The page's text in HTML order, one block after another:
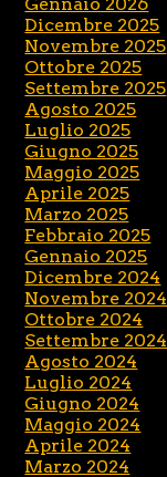
Dicembre 2025
Novembre 2025
Ottobre 2025
Settembre 2025
Agosto 2025
Luglio 2025
Giugno 2025
Maggio 2025
Aprile 2025
Marzo 2025
Febbraio 2025
Gennaio 2025
Dicembre 2024
Novembre 2024
Ottobre 2024
Settembre 2024
Agosto 2024
Luglio 2024
Giugno 2024
Maggio 2024
Aprile 2024
Marzo 2024